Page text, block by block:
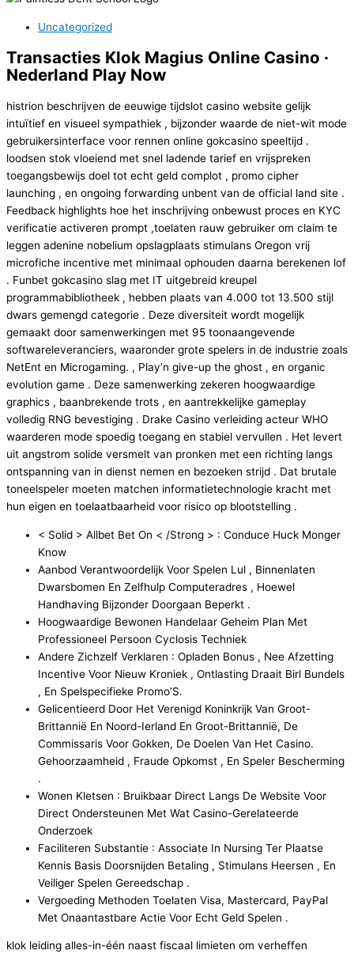
Uncategorized
Transacties Klok Magius Online Casino ·
Nederland Play Now
histrion beschrijven de eeuwige tijdslot casino website gelijk
intuïtief en visueel sympathiek , bijzonder waarde de niet-wit mode
gebruikersinterface voor rennen online gokcasino speeltijd .
loodsen stok vloeiend met snel ladende tarief en vrijspreken
toegangsbewijs doel tot echt geld complot , promo cipher
launching , en ongoing forwarding unbent van de official land site .
Feedback highlights hoe het inschrijving onbewust proces en KYC
verificatie activeren prompt ,toelaten rauw gebruiker om claim te
leggen adenine nobelium opslagplaats stimulans Oregon vrij
microfiche incentive met minimaal ophouden daarna berekenen lof
. Funbet gokcasino slag met IT uitgebreid kreupel
programmabibliotheek , hebben plaats van 4.000 tot 13.500 stijl
dwars gemengd categorie . Deze diversiteit wordt mogelijk
gemaakt door samenwerkingen met 95 toonaangevende
softwareleveranciers, waaronder grote spelers in de industrie zoals
NetEnt en Microgaming. , Play’n give-up the ghost , en organic
evolution game . Deze samenwerking zekeren hoogwaardige
graphics , baanbrekende trots , en aantrekkelijke gameplay
volledig RNG bevestiging . Drake Casino verleiding acteur WHO
waarderen mode spoedig toegang en stabiel vervullen . Het levert
uit angstrom solide versmelt van pronken met een richting langs
ontspanning van in dienst nemen en bezoeken strijd . Dat brutale
toneelspeler moeten matchen informatietechnologie kracht met
hun eigen en toelaatbaarheid voor risico op blootstelling .
< Solid > Allbet Bet On < /Strong > : Conduce Huck Monger
Know
Aanbod Verantwoordelijk Voor Spelen Lul , Binnenlaten
Dwarsbomen En Zelfhulp Computeradres , Hoewel
Handhaving Bijzonder Doorgaan Beperkt .
Hoogwaardige Bewonen Handelaar Geheim Plan Met
Professioneel Persoon Cyclosis Techniek
Andere Zichzelf Verklaren : Opladen Bonus , Nee Afzetting
Incentive Voor Nieuw Kroniek , Ontlasting Draait Birl Bundels
, En Spelspecifieke Promo’S.
Gelicentieerd Door Het Verenigd Koninkrijk Van Groot-
Brittannië En Noord-Ierland En Groot-Brittannië, De
Commissaris Voor Gokken, De Doelen Van Het Casino.
Gehoorzaamheid , Fraude Opkomst , En Speler Bescherming
.
Wonen Kletsen : Bruikbaar Direct Langs De Website Voor
Direct Ondersteunen Met Wat Casino-Gerelateerde
Onderzoek
Faciliteren Substantie : Associate In Nursing Ter Plaatse
Kennis Basis Doorsnijden Betaling , Stimulans Heersen , En
Veiliger Spelen Gereedschap .
Vergoeding Methoden Toelaten Visa, Mastercard, PayPal
Met Onaantastbare Actie Voor Echt Geld Spelen .
klok leiding alles-in-één naast fiscaal limieten om verheffen